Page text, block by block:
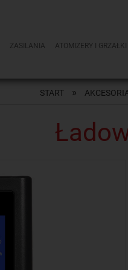
ZASILANIA ATOMIZERY I GRZAŁKI
START »